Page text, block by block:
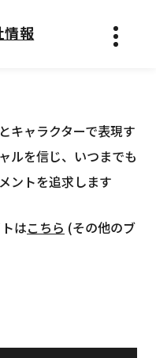
情報
キャラクターで表現す
ルを信じ、いつまでも
ントを追求します
はこちら (その他のブ
メニュ